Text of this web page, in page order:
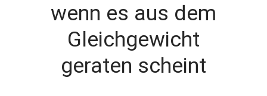
wenn es aus dem
Gleichgewicht
geraten scheint